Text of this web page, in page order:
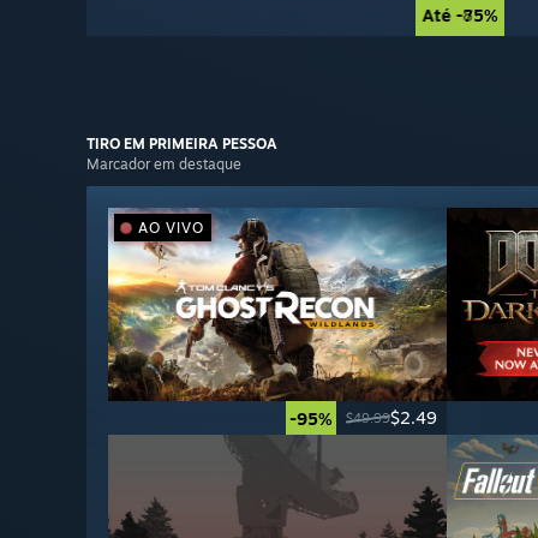
Até -85%
Até -75%
TIRO EM PRIMEIRA PESSOA
Marcador em destaque
-95% $49.99$2.49
AO VIVO